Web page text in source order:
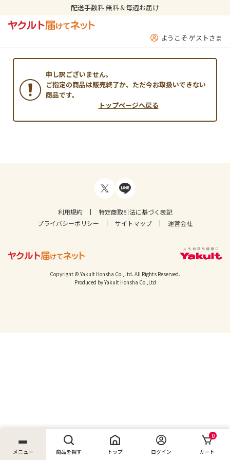
配送手数料 無料＆毎週お届け
ようこそ ゲストさま
メニュー 商品を探す トップ ログイン
0
カート
申し訳ございません。
ご指定の商品は販売終了か、ただ今お取扱いできない
商品です。
トップページへ戻る
利用規約
特定商取引法に基づく表記
プライバシーポリシー
サイトマップ 運営会社
Copyright © Yakult Honsha Co.,Ltd. All Rights Reserved.
Produced by Yakult Honsha Co.,Ltd